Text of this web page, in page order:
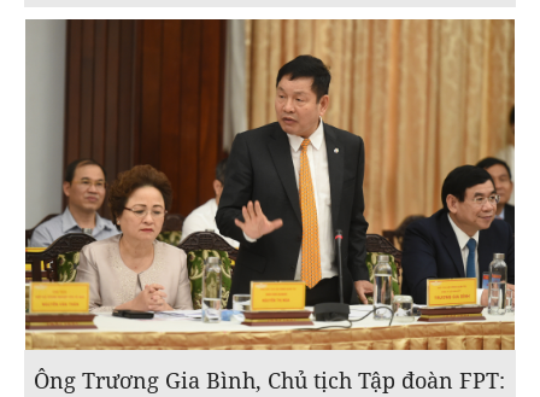
Ông Trương Gia Bình, Chủ tịch Tập đoàn FPT: